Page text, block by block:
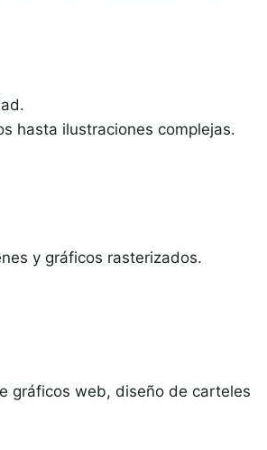
hasta ilustraciones complejas.
y gráficos rasterizados.
gráficos web, diseño de carteles